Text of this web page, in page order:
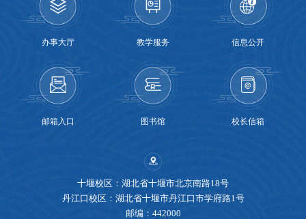
办事大厅 教学服务 信息公开
邮箱入口 图书馆 校长信箱
十堰校区：湖北省十堰市北京南路18号
丹江口校区：湖北省十堰市丹江口市学府路1号
邮编：442000